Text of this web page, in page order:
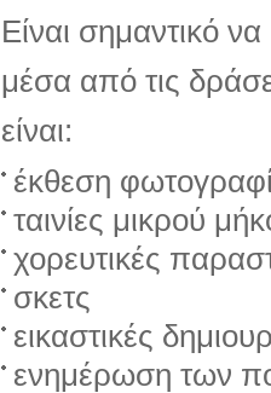
Είναι σημαντικό
μέσα από τις
είναι:
έκθεση
ταινίες μικρού
χορευτικές
σκετς
εικαστικές
ενημέρωση των